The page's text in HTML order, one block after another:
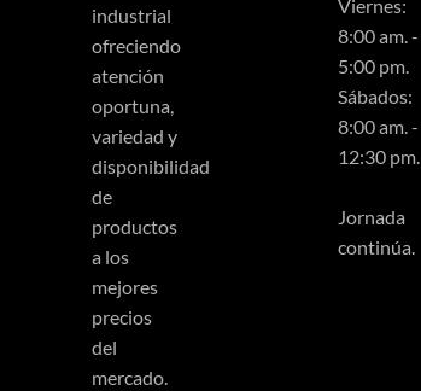
industrial
ofreciendo
atención
oportuna,
variedad y
disponibilidad
de
productos
a los
mejores
precios
del
mercado.
Viernes:
8:00 am. -
5:00 pm.
Sábados:
8:00 am. -
12:30 pm.
Jornada
continúa.